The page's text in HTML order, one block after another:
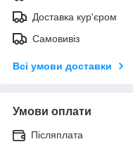
Доставка кур'єром
Самовивіз
Всі умови доставки
Умови оплати
Післяплата